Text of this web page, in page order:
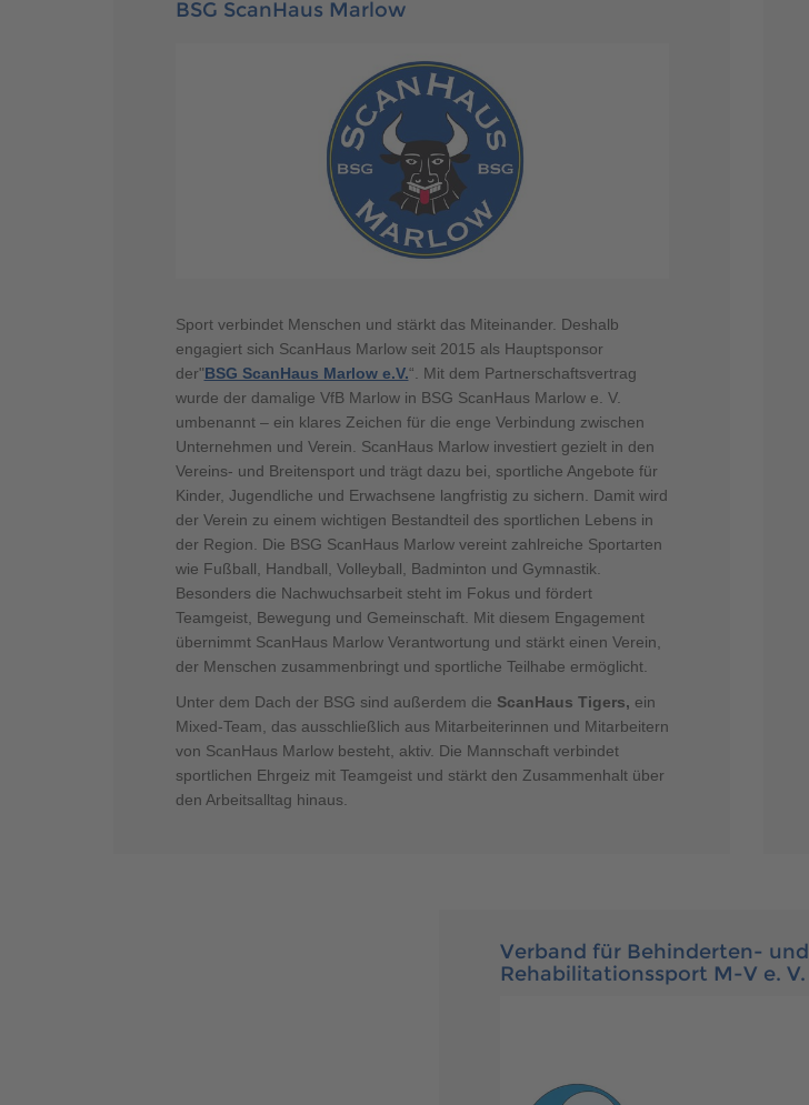
BSG ScanHaus Marlow
Sport verbindet Menschen und stärkt das Miteinander. Deshalb
engagiert sich ScanHaus Marlow seit 2015 als Hauptsponsor
der"BSG ScanHaus Marlow e.V.“. Mit dem Partnerschaftsvertrag
wurde der damalige VfB Marlow in BSG ScanHaus Marlow e. V.
umbenannt – ein klares Zeichen für die enge Verbindung zwischen
Unternehmen und Verein. ScanHaus Marlow investiert gezielt in den
Vereins- und Breitensport und trägt dazu bei, sportliche Angebote für
Kinder, Jugendliche und Erwachsene langfristig zu sichern. Damit wird
der Verein zu einem wichtigen Bestandteil des sportlichen Lebens in
der Region. Die BSG ScanHaus Marlow vereint zahlreiche Sportarten
wie Fußball, Handball, Volleyball, Badminton und Gymnastik.
Besonders die Nachwuchsarbeit steht im Fokus und fördert
Teamgeist, Bewegung und Gemeinschaft. Mit diesem Engagement
übernimmt ScanHaus Marlow Verantwortung und stärkt einen Verein,
der Menschen zusammenbringt und sportliche Teilhabe ermöglicht.
Unter dem Dach der BSG sind außerdem die ScanHaus Tigers, ein
Mixed-Team, das ausschließlich aus Mitarbeiterinnen und Mitarbeitern
von ScanHaus Marlow besteht, aktiv. Die Mannschaft verbindet
sportlichen Ehrgeiz mit Teamgeist und stärkt den Zusammenhalt über
den Arbeitsalltag hinaus.
Verband für Behinderten- und
Rehabilitationssport M-V e. V.